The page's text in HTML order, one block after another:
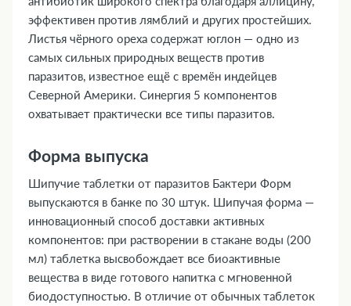
эффективен против лямблий и других простейших.
Листья чёрного ореха содержат юглон — одно из
самых сильных природных веществ против
паразитов, известное ещё с времён индейцев
Северной Америки. Синергия 5 компонентов
охватывает практически все типы паразитов.
Форма выпуска
Шипучие таблетки от паразитов Бактери Форм
выпускаются в банке по 30 штук. Шипучая форма —
инновационный способ доставки активных
компонентов: при растворении в стакане воды (200
мл) таблетка высвобождает все биоактивные
вещества в виде готового напитка с мгновенной
биодоступностью. В отличие от обычных таблеток